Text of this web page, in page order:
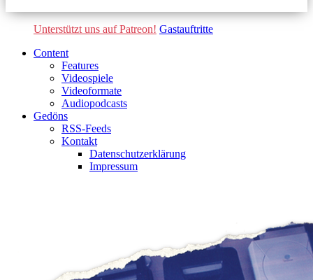
Unterstützt uns auf Patreon! Gastauftritte
Content
Features
Videospiele
Videoformate
Audiopodcasts
Gedöns
RSS-Feeds
Kontakt
Datenschutzerklärung
Impressum